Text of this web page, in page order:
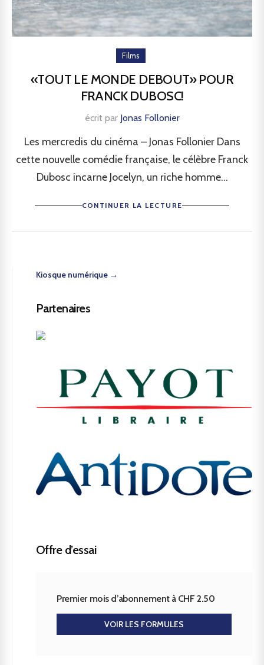
Films
«TOUT LE MONDE DEBOUT» POUR
FRANCK DUBOSC!
écrit par Jonas Follonier
Les mercredis du cinéma – Jonas Follonier Dans
cette nouvelle comédie française, le célèbre Franck
Dubosc incarne Jocelyn, un riche homme...
CONTINUER LA LECTURE
Kiosque numérique →
Partenaires
Offre d’essai
Premier mois d’abonnement à CHF 2.50
VOIR LES FORMULES